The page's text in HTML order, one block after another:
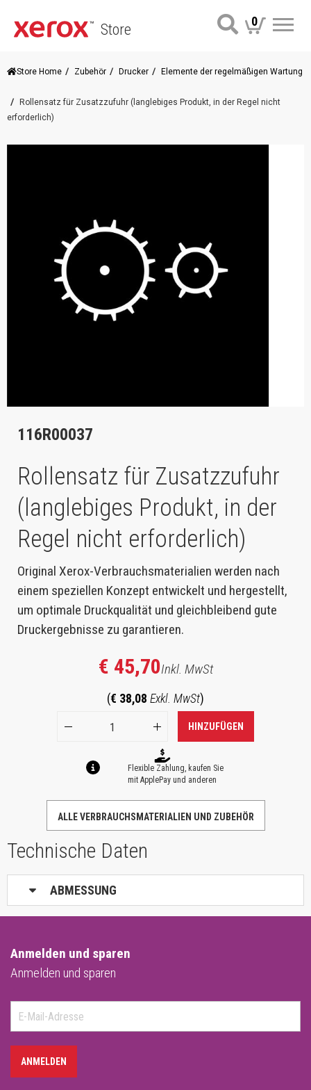
Store 0
Store Home Zubehör Drucker Elemente der regelmäßigen Wartung
Rollensatz für Zusatzzufuhr (langlebiges Produkt, in der Regel nicht
erforderlich)
116R00037
Rollensatz für Zusatzzufuhr
(langlebiges Produkt, in der
Regel nicht erforderlich)
Original Xerox-Verbrauchsmaterialien werden nach
einem speziellen Konzept entwickelt und hergestellt,
um optimale Druckqualität und gleichbleibend gute
Druckergebnisse zu garantieren.
€ 45,70Inkl. MwSt
(€ 38,08 Exkl. MwSt)
HINZUFÜGEN
Flexible Zahlung, kaufen Sie
mit ApplePay und anderen
ALLE VERBRAUCHSMATERIALIEN UND ZUBEHÖR
Technische Daten
ABMESSUNG
Anmelden und sparen
Anmelden und sparen
ANMELDEN